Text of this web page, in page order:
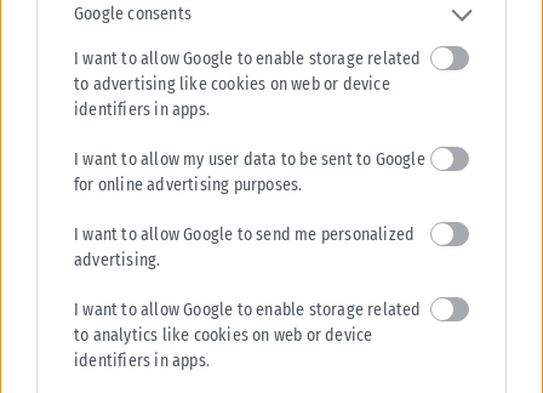
Google consents
I want to allow Google to enable storage related
to advertising like cookies on web or device
identifiers in apps.
I want to allow my user data to be sent to Google
for online advertising purposes.
I want to allow Google to send me personalized
advertising.
I want to allow Google to enable storage related
to analytics like cookies on web or device
identifiers in apps.
εκπροσώπησή του στη νέα Βουλή, επιδιώκοντας, μάλιστα, τη
μέγιστη δυνατή συναίνεση.
ΑΠΟ ΤΗΝ ΕΚΔΟΣΗ ΤΗΣ ΕΦΗΜΕΡΙΔΑΣ